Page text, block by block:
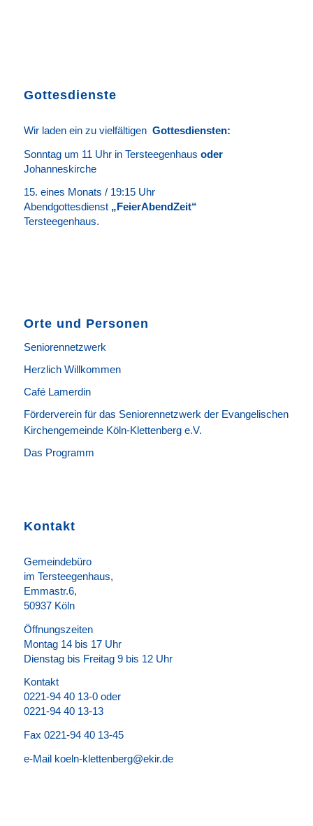
Gottesdienste
Wir laden ein zu vielfältigen Gottesdiensten:
Sonntag um 11 Uhr in Tersteegenhaus oder
Johanneskirche
15. eines Monats / 19:15 Uhr
Abendgottesdienst„FeierAbendZeit“
Tersteegenhaus.
Orte und Personen
Seniorennetzwerk
Herzlich Willkommen
Café Lamerdin
Förderverein für das Seniorennetzwerk der Evangelischen
Kirchengemeinde Köln-Klettenberg e.V.
Das Programm
Kontakt
Gemeindebüro
im Tersteegenhaus,
Emmastr.6,
50937 Köln
Öffnungszeiten
Montag 14 bis 17 Uhr
Dienstag bis Freitag 9 bis 12 Uhr
Kontakt
0221-94 40 13-0 oder
0221-94 40 13-13
Fax 0221-94 40 13-45
e-Mail koeln-klettenberg@ekir.de